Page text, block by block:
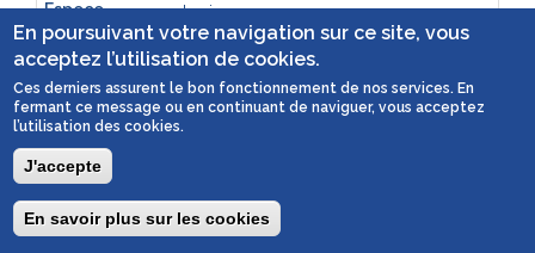
ramburi
En poursuivant votre navigation sur ce site, vous
acceptez l’utilisation de cookies.
Ces derniers assurent le bon fonctionnement de nos services. En
fermant ce message ou en continuant de naviguer, vous acceptez
l’utilisation des cookies.
J'accepte
En savoir plus sur les cookies